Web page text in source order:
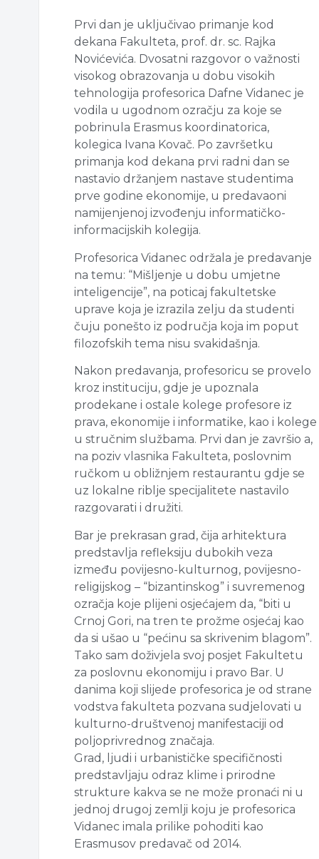
Prvi dan je uključivao primanje kod
dekana Fakulteta, prof. dr. sc. Rajka
Novićevića. Dvosatni razgovor o važnosti
visokog obrazovanja u dobu visokih
tehnologija profesorica Dafne Vidanec je
vodila u ugodnom ozračju za koje se
pobrinula Erasmus koordinatorica,
kolegica Ivana Kovač. Po završetku
primanja kod dekana prvi radni dan se
nastavio držanjem nastave studentima
prve godine ekonomije, u predavaoni
namijenjenoj izvođenju informatičko-
informacijskih kolegija.
Profesorica Vidanec održala je predavanje
na temu: “Mišljenje u dobu umjetne
inteligencije”, na poticaj fakultetske
uprave koja je izrazila zelju da studenti
čuju ponešto iz područja koja im poput
filozofskih tema nisu svakidašnja.
Nakon predavanja, profesoricu se provelo
kroz instituciju, gdje je upoznala
prodekane i ostale kolege profesore iz
prava, ekonomije i informatike, kao i kolege
u stručnim službama. Prvi dan je završio a,
na poziv vlasnika Fakulteta, poslovnim
ručkom u obližnjem restaurantu gdje se
uz lokalne riblje specijalitete nastavilo
razgovarati i družiti.
Bar je prekrasan grad, čija arhitektura
predstavlja refleksiju dubokih veza
između povijesno-kulturnog, povijesno-
religijskog – “bizantinskog” i suvremenog
ozračja koje plijeni osjećajem da, “biti u
Crnoj Gori, na tren te prožme osjećaj kao
da si ušao u “pećinu sa skrivenim blagom”.
Tako sam doživjela svoj posjet Fakultetu
za poslovnu ekonomiju i pravo Bar. U
danima koji slijede profesorica je od strane
vodstva fakulteta pozvana sudjelovati u
kulturno-društvenoj manifestaciji od
poljoprivrednog značaja.
Grad, ljudi i urbanističke specifičnosti
predstavljaju odraz klime i prirodne
strukture kakva se ne može pronaći ni u
jednoj drugoj zemlji koju je profesorica
Vidanec imala prilike pohoditi kao
Erasmusov predavač od 2014.